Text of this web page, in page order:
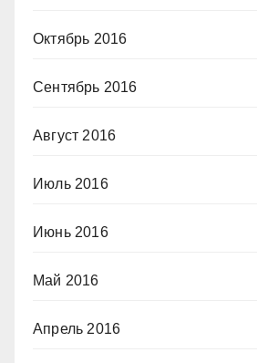
Октябрь 2016
Сентябрь 2016
Август 2016
Июль 2016
Июнь 2016
Май 2016
Апрель 2016